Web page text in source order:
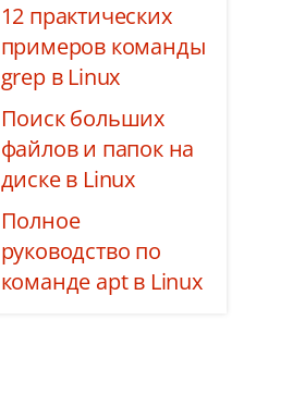
12 практических
примеров команды
grep в Linux
Поиск больших
файлов и папок на
диске в Linux
Полное
руководство по
команде apt в Linux